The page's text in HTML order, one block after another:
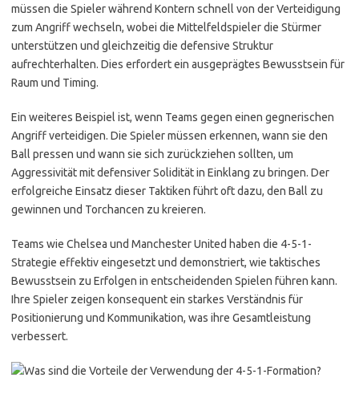
müssen die Spieler während Kontern schnell von der Verteidigung
zum Angriff wechseln, wobei die Mittelfeldspieler die Stürmer
unterstützen und gleichzeitig die defensive Struktur
aufrechterhalten. Dies erfordert ein ausgeprägtes Bewusstsein für
Raum und Timing.
Ein weiteres Beispiel ist, wenn Teams gegen einen gegnerischen
Angriff verteidigen. Die Spieler müssen erkennen, wann sie den
Ball pressen und wann sie sich zurückziehen sollten, um
Aggressivität mit defensiver Solidität in Einklang zu bringen. Der
erfolgreiche Einsatz dieser Taktiken führt oft dazu, den Ball zu
gewinnen und Torchancen zu kreieren.
Teams wie Chelsea und Manchester United haben die 4-5-1-
Strategie effektiv eingesetzt und demonstriert, wie taktisches
Bewusstsein zu Erfolgen in entscheidenden Spielen führen kann.
Ihre Spieler zeigen konsequent ein starkes Verständnis für
Positionierung und Kommunikation, was ihre Gesamtleistung
verbessert.